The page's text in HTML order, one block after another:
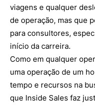
viagens e qualquer
de operação, mas que
para consultores,
início da carreira.
Como em qualquer
uma operação de um
tempo e recursos na
que Inside Sales faz